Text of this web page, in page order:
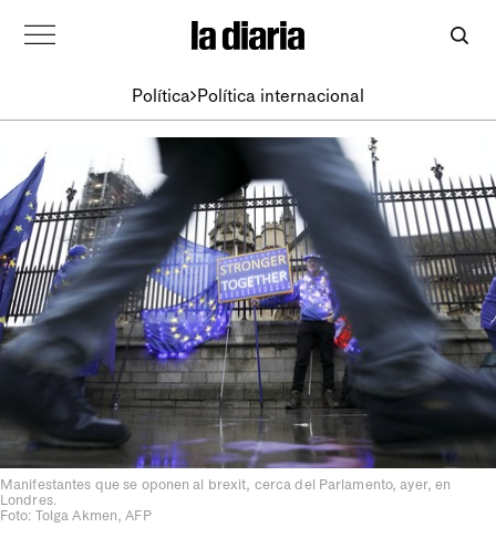
Política Política internacional
Manifestantes que se oponen al brexit, cerca del Parlamento, ayer, en
Londres.
Foto: Tolga Akmen, AFP